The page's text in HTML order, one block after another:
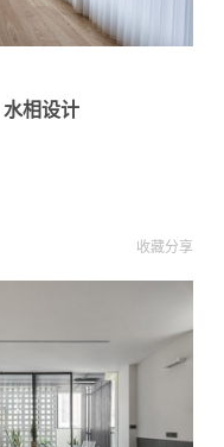
相设计
收藏分享